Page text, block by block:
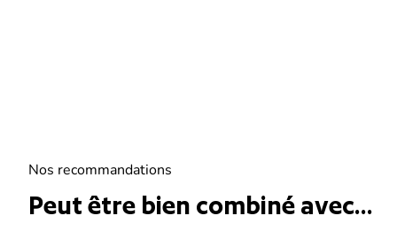
Nos recommandations
Peut être bien combiné avec...